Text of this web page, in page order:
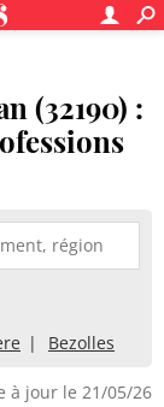
(32190) :
Bezolles
à jour le 21/05/26